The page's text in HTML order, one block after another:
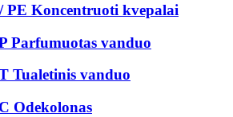
PE Koncentruoti kvepalai
Parfumuotas vanduo
Tualetinis vanduo
Odekolonas